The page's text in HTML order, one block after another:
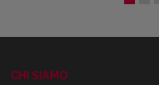
CHI SIAMO